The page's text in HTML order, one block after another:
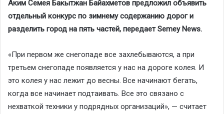
Аким Семея Бакытжан Байахметов предложил объявить
отдельный конкурс по зимнему содержанию дорог и
разделить город на пять частей, передает Semey News.
«При первом же снегопаде все захлебываются, а при
третьем снегопаде появляется у нас на дороге колея. И
это колея у нас лежит до весны. Все начинают бегать,
когда все начинает подтаивать. Все это связано с
нехваткой техники у подрядных организаций», — считает